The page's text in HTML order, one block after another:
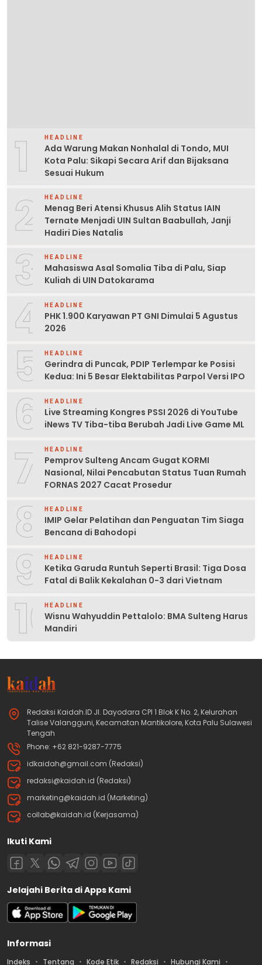
1 HEADLINE
Ada Warung Makan Nonhalal di Tondo, MUI
Kota Palu: Sikapi Secara Arif dan Bijaksana
Sesuai Hukum
2 HEADLINE
Menag Beri Atensi Khusus Alih Status IAIN
Ternate Menjadi UIN Sultan Baabullah, Janji
Hadiri Dies Natalis
3 HEADLINE
Mahasiswa Asal Somalia Tiba di Palu, Siap
Kuliah di UIN Datokarama
4 HEADLINE
PHK 1.900 Karyawan PT GNI Dimulai 5 Agustus
2026
5 HEADLINE
Gerindra di Puncak, PDIP Terlempar ke Posisi
Kedua: Ini 5 Besar Elektabilitas Parpol Versi IPO
6 HEADLINE
Live Streaming Kongres PSSI 2026 di YouTube
iNews TV Tiba-tiba Berubah Jadi Live Game ML
7 HEADLINE
Pemprov Sulteng Ancam Gugat KORMI
Nasional, Nilai Pencabutan Status Tuan Rumah
FORNAS 2027 Cacat Prosedur
8 HEADLINE
IMIP Gelar Pelatihan dan Penguatan Tim Siaga
Bencana di Bahodopi
9 HEADLINE
Ketika Garuda Runtuh Seperti Brasil: Tiga Dosa
Fatal di Balik Kekalahan 0-3 dari Vietnam
10HEADLINE
Wisnu Wahyuddin Pettalolo: BMA Sulteng Harus
Mandiri
Redaksi Kaidah.ID Jl. Dayodara CPI 1 Blok K No. 2, Kelurahan
Talise Valangguni, Kecamatan Mantikolore, Kota Palu Sulawesi
Tengah
Phone: +62 821-9287-7775
idkaidah@gmail.com (Redaksi)
redaksi@kaidah.id (Redaksi)
marketing@kaidah.id (Marketing)
collab@kaidah.id (Kerjasama)
Ikuti Kami
Jelajahi Berita di Apps Kami
Informasi
Indeks Tentang Kode Etik Redaksi Hubungi Kami